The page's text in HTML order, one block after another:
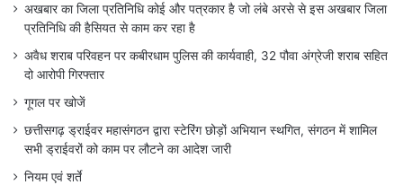
अखबार का जिला प्रतिनिधि कोई और पत्रकार है जो लंबे अरसे से इस अखबार जिला
प्रतिनिधि की हैसियत से काम कर रहा है
अवैध शराब परिवहन पर कबीरधाम पुलिस की कार्यवाही, 32 पौवा अंग्रेजी शराब सहित
दो आरोपी गिरफ्तार
गूगल पर खोजें
छत्तीसगढ़ ड्राईवर महासंगठन द्वारा स्टेरिंग छोड़ों अभियान स्थगित, संगठन में शामिल
सभी ड्राईवरों को काम पर लौटने का आदेश जारी
नियम एवं शर्ते